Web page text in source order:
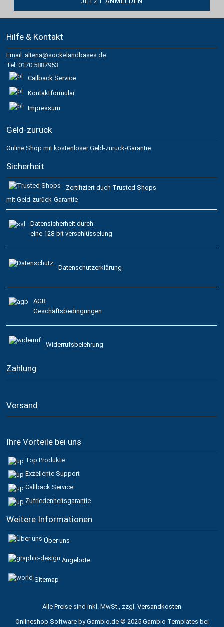
Hilfe & Kontakt
Email: altena@sockelandbases.de
Tel: 0170 5887953
Callback Service
Kontaktformular
Impressum
Geld-zurück
Online Shop mit kostenloser Geld-zurück-Garantie.
Sicherheit
Zertifiziert duch Trusted Shops
mit Geld-zurück-Garantie
Datensicherheit durch
eine 128-bit verschlüsselung
Datenschutzerklärung
AGB
Geschäftsbedingungen
Widerrufsbelehrung
Zahlung
Versand
Ihre Vorteile bei uns
Top Produkte
Exzellente Support
Callback Service
Zufriedenheitsgarantie
Weitere Informationen
Über uns
Angebote
Sitemap
Alle Preise sind inkl. MwSt., zzgl. Versandkosten
Onlineshop Softwareby Gambio.de © 2025 Gambio Templates bei